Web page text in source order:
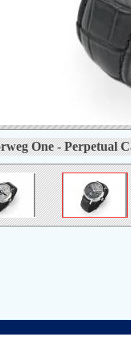
One - Perpetual